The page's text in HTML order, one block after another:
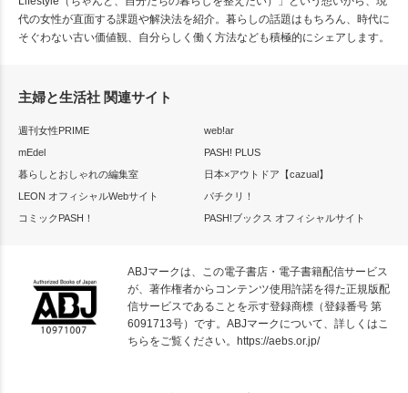
代の女性が直面する課題や解決法を紹介。暮らしの話題はもちろん、時代に
そぐわない古い価値観、自分らしく働く方法なども積極的にシェアします。
主婦と生活社 関連サイト
週刊女性PRIME
web!ar
mEdel
PASH! PLUS
暮らしとおしゃれの編集室
日本×アウトドア【cazual】
LEON オフィシャルWebサイト
パチクリ！
コミックPASH！
PASH!ブックス オフィシャルサイト
ABJマークは、この電子書店・電子書籍配信サービス
が、著作権者からコンテンツ使用許諾を得た正規版配
信サービスであることを示す登録商標（登録番号 第
6091713号）です。ABJマークについて、詳しくはこ
ちらをご覧ください。
https://aebs.or.jp/